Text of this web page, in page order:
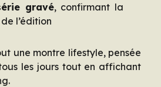
gravé, confirmant la
l’édition
une montre lifestyle, pensée
les jours tout en affichant